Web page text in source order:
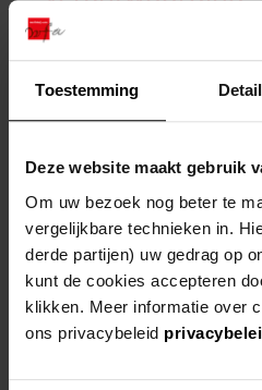
Toestemming
Deze website maakt gebruik
Om uw bezoek nog beter te
vergelijkbare technieken in.
derde partijen) uw gedrag op
kunt de cookies accepteren
klikken. Meer informatie over
ons privacybeleid
bouwvergunningen
omgevingsvergunningen
vergunningen
uitleg nodig?
Wij helpen u op weg met
bekijk alle zoektips
Wij helpen u op weg met
bekijk alle zoektips
bekijk ons
advisering en toezicht
beleidsplan
gemeenschappelijke
publiek jaarverslag
steun het archief
U kunt ook Vriend
Archief steunen.
meer weten
Door een fout tijdens het verwerken
404- Not Found
Mogelijk kunt u deze pagina niet
een verouderde bladwijzer/